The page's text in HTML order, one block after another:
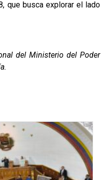
que busca explorar el lado
del Ministerio del Poder